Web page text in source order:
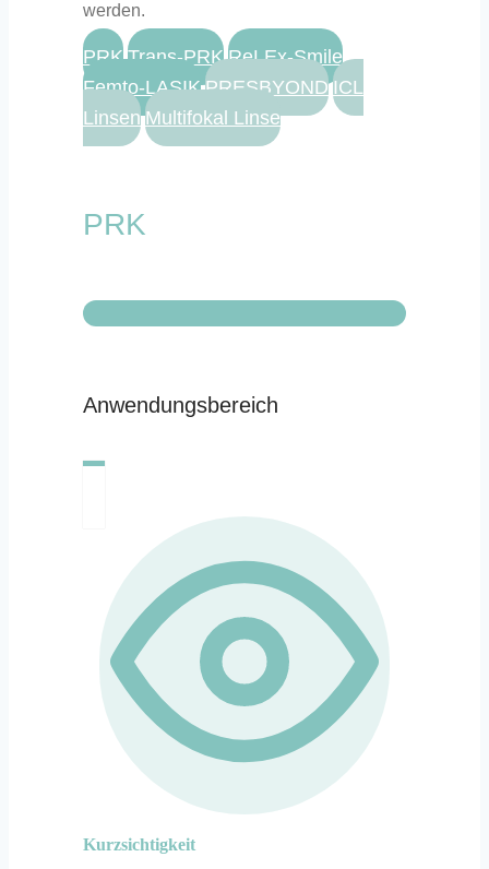
werden.
PRK Trans-PRK ReLEx-Smile
Femto-LASIK PRESBYOND ICL
Linsen Multifokal Linse
PRK
Anwendungsbereich
Kurzsichtigkeit